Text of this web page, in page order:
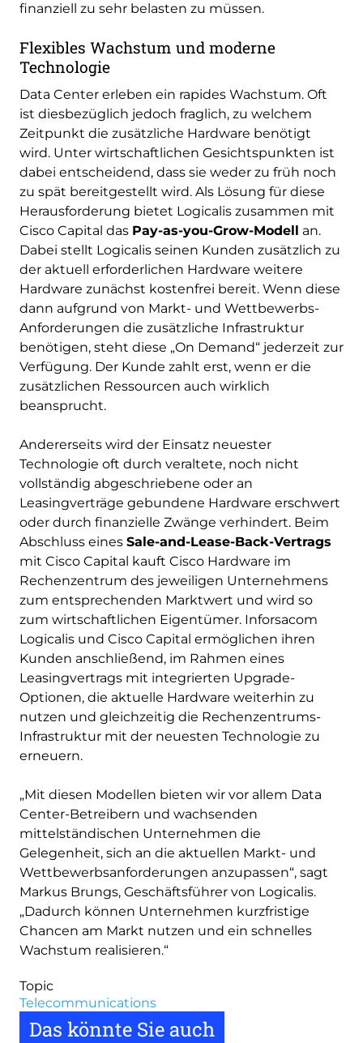
finanziell zu sehr belasten zu müssen.
Flexibles Wachstum und moderne
Technologie
Data Center erleben ein rapides Wachstum. Oft
ist diesbezüglich jedoch fraglich, zu welchem
Zeitpunkt die zusätzliche Hardware benötigt
wird. Unter wirtschaftlichen Gesichtspunkten ist
dabei entscheidend, dass sie weder zu früh noch
zu spät bereitgestellt wird. Als Lösung für diese
Herausforderung bietet Logicalis zusammen mit
Cisco Capital das Pay-as-you-Grow-Modell an.
Dabei stellt Logicalis seinen Kunden zusätzlich zu
der aktuell erforderlichen Hardware weitere
Hardware zunächst kostenfrei bereit. Wenn diese
dann aufgrund von Markt- und Wettbewerbs-
Anforderungen die zusätzliche Infrastruktur
benötigen, steht diese „On Demand“ jederzeit zur
Verfügung. Der Kunde zahlt erst, wenn er die
zusätzlichen Ressourcen auch wirklich
beansprucht.
Andererseits wird der Einsatz neuester
Technologie oft durch veraltete, noch nicht
vollständig abgeschriebene oder an
Leasingverträge gebundene Hardware erschwert
oder durch finanzielle Zwänge verhindert. Beim
Abschluss eines Sale-and-Lease-Back-Vertrags
mit Cisco Capital kauft Cisco Hardware im
Rechenzentrum des jeweiligen Unternehmens
zum entsprechenden Marktwert und wird so
zum wirtschaftlichen Eigentümer. Inforsacom
Logicalis und Cisco Capital ermöglichen ihren
Kunden anschließend, im Rahmen eines
Leasingvertrags mit integrierten Upgrade-
Optionen, die aktuelle Hardware weiterhin zu
nutzen und gleichzeitig die Rechenzentrums-
Infrastruktur mit der neuesten Technologie zu
erneuern.
„Mit diesen Modellen bieten wir vor allem Data
Center-Betreibern und wachsenden
mittelständischen Unternehmen die
Gelegenheit, sich an die aktuellen Markt- und
Wettbewerbsanforderungen anzupassen“, sagt
Markus Brungs, Geschäftsführer von Logicalis.
„Dadurch können Unternehmen kurzfristige
Chancen am Markt nutzen und ein schnelles
Wachstum realisieren.“
Topic
Telecommunications
Das könnte Sie auch